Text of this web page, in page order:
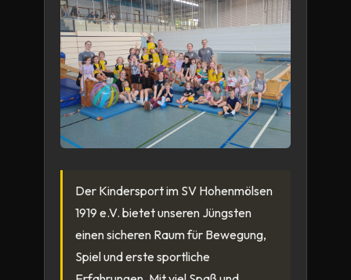
Der Kindersport im SV Hohenmölsen
1919 e.V. bietet unseren Jüngsten
einen sicheren Raum für Bewegung,
Spiel und erste sportliche